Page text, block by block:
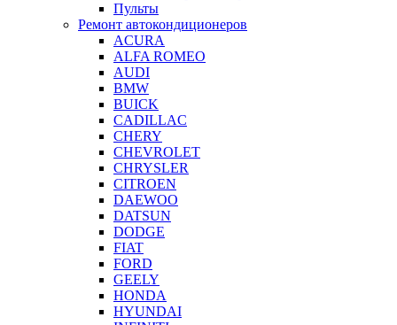
Пульты
Ремонт автокондиционеров
ACURA
ALFA ROMEO
AUDI
BMW
BUICK
CADILLAC
CHERY
CHEVROLET
CHRYSLER
CITROEN
DAEWOO
DATSUN
DODGE
FIAT
FORD
GEELY
HONDA
HYUNDAI